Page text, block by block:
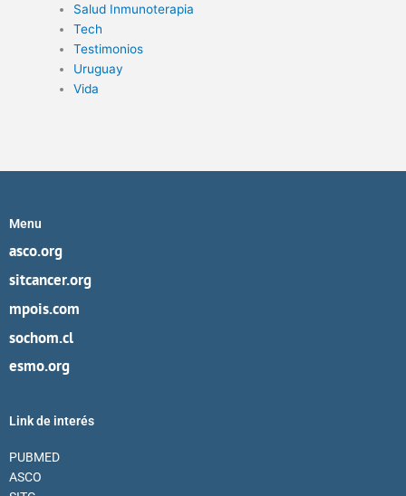
Salud Inmunoterapia
Tech
Testimonios
Uruguay
Vida
Menu
asco.org
sitcancer.org
mpois.com
sochom.cl
esmo.org
Link de interés
PUBMED
ASCO